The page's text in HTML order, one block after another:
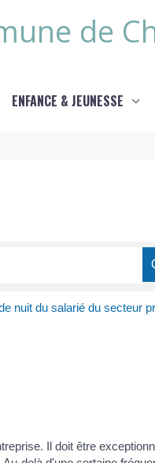
de
ENFANCE & JEUNESSE
nuit du salarié du secteur
Il doit être